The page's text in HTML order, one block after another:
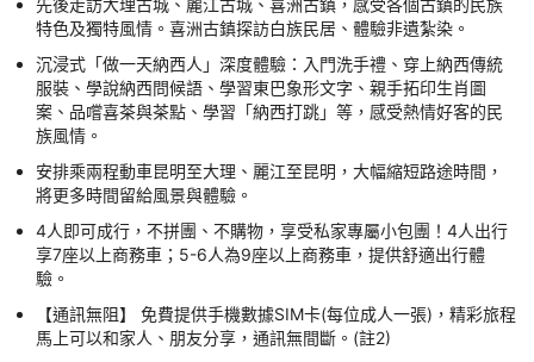
先後走訪大理古城、麗江古城、喜洲古鎮，感受各個古鎮的民族
特色及獨特風情。喜洲古鎮探訪白族民居、體驗非遺紮染。
沉浸式「做一天納西人」深度體驗：入門洗手禮、穿上納西傳統
服裝、學說納西問候語、學習東巴象形文字、親手拓印生肖圖
案、品嚐喜茶與茶點、學習「納西打跳」等，感受熱情好客的民
族風情。
安排乘兩程動車昆明至大理、麗江至昆明，大幅縮短路途時間，
將更多時間留給風景與體驗。
4人即可成行，不拼團、不購物，享受私家專屬小包團！4人出行
享7座以上商務車；5-6人為9座以上商務車，提供舒適出行體
驗。
【通訊無阻】 免費提供手機數據SIM卡(每位成人一張)，精彩旅程
馬上可以和家人、朋友分享，通訊無間斷。(註2)